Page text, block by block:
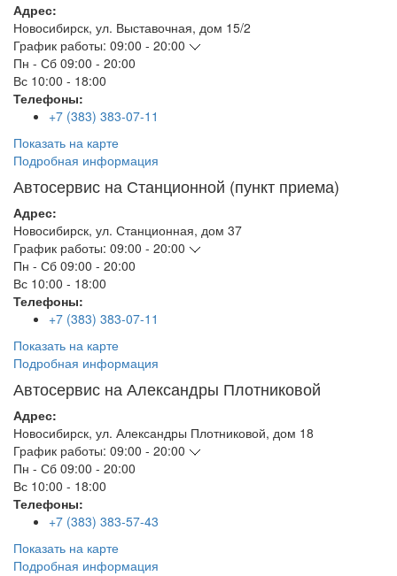
Адрес:
Новосибирск, ул. Выставочная, дом 15/2
График работы: 09:00 - 20:00
Пн - Сб 09:00 - 20:00
Вс 10:00 - 18:00
Телефоны:
+7 (383) 383-07-11
Показать на карте
Подробная информация
Автосервис на Станционной (пункт приема)
Адрес:
Новосибирск, ул. Станционная, дом 37
График работы: 09:00 - 20:00
Пн - Сб 09:00 - 20:00
Вс 10:00 - 18:00
Телефоны:
+7 (383) 383-07-11
Показать на карте
Подробная информация
Автосервис на Александры Плотниковой
Адрес:
Новосибирск, ул. Александры Плотниковой, дом 18
График работы: 09:00 - 20:00
Пн - Сб 09:00 - 20:00
Вс 10:00 - 18:00
Телефоны:
+7 (383) 383-57-43
Показать на карте
Подробная информация